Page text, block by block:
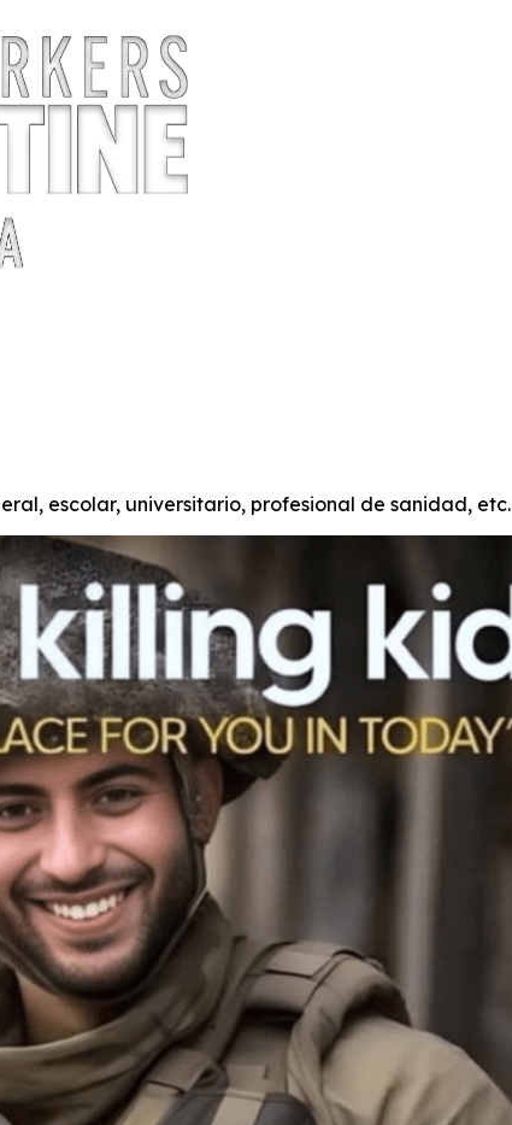
escolar, universitario, profesional de sanidad, etc.